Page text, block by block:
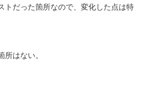
トだった箇所なので、変化した点は特
所はない。